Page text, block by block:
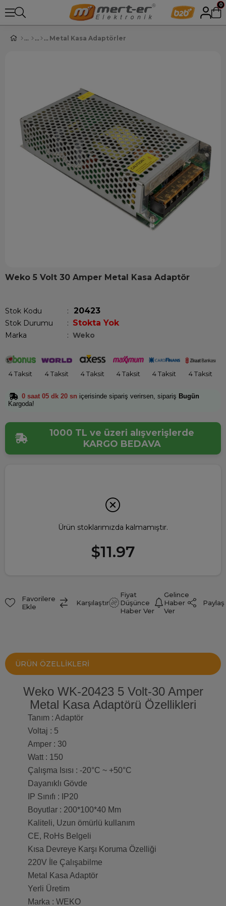
0
Metal Kasa Adaptörler
Weko 5 Volt 30 Amper Metal Kasa Adaptör
kişi sepetine ekledi!
Stok Kodu 20423
Stok Durumu : Stokta Yok
Marka : Weko
4 Taksit 4 Taksit 4 Taksit 4 Taksit 4 Taksit 4 Taksit
0 saat 05 dk 20 sn içerisinde sipariş verirsen, sipariş Bugün
Kargoda!
1000 TL ve üzeri alışverişlerde
KARGO BEDAVA
Ürün stoklarımızda kalmamıştır.
$11.97
Favorilere
Ekle
Karşılaştır
Fiyat
Düşünce
Haber Ver
Gelince
Haber
Ver
Paylaş
ÜRÜN ÖZELLIKLERI
Weko WK-20423 5 Volt-30 Amper
Metal Kasa Adaptörü Özellikleri
Tanım : Adaptör
Voltaj : 5
Amper : 30
Watt : 150
Çalışma Isısı : -20°C ~ +50°C
Dayanıklı Gövde
IP Sınıfı : IP20
Boyutlar : 200*100*40 Mm
Kaliteli, Uzun ömürlü kullanım
CE, RoHs Belgeli
Kısa Devreye Karşı Koruma Özelliği
220V İle Çalışabilme
Metal Kasa Adaptör
Yerli Üretim
Marka : WEKO